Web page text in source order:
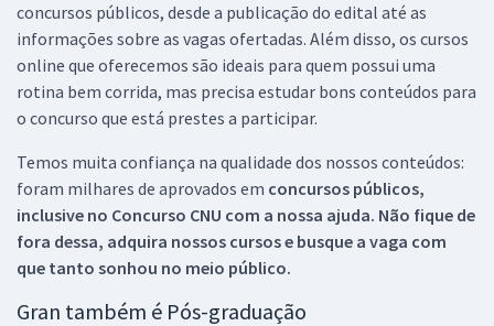
concursos públicos, desde a publicação do edital até as
informações sobre as vagas ofertadas. Além disso, os cursos
online que oferecemos são ideais para quem possui uma
rotina bem corrida, mas precisa estudar bons conteúdos para
o concurso que está prestes a participar.
Temos muita confiança na qualidade dos nossos conteúdos:
foram milhares de aprovados em concursos públicos,
inclusive no Concurso CNU com a nossa ajuda. Não fique de
fora dessa, adquira nossos cursos e busque a vaga com
que tanto sonhou no meio público.
Gran também é Pós-graduação